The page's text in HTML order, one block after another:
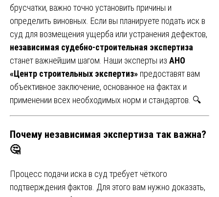
брусчатки, важно точно установить причины и
определить виновных. Если вы планируете подать иск в
суд для возмещения ущерба или устранения дефектов,
независимая судебно-строительная экспертиза
станет важнейшим шагом. Наши эксперты из АНО
«Центр строительных экспертиз» предоставят вам
объективное заключение, основанное на фактах и
применении всех необходимых норм и стандартов. 🔍
Почему независимая экспертиза так важна?
🤔
Процесс подачи иска в суд требует чёткого
подтверждения фактов. Для этого вам нужно доказать,